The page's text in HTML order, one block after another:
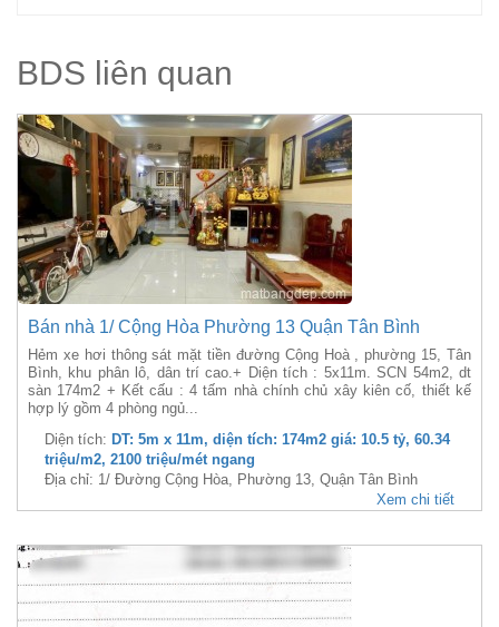
BDS liên quan
Bán nhà 1/ Cộng Hòa Phường 13 Quận Tân Bình
Hẻm xe hơi thông sát mặt tiền đường Cộng Hoà , phường 15, Tân
Bình, khu phân lô, dân trí cao.+ Diện tích : 5x11m. SCN 54m2, dt
sàn 174m2 + Kết cấu : 4 tấm nhà chính chủ xây kiên cố, thiết kế
hợp lý gồm 4 phòng ngủ...
Diện tích: DT: 5m x 11m, diện tích: 174m2 giá: 10.5 tỷ, 60.34
triệu/m2, 2100 triệu/mét ngang
Địa chỉ: 1/ Đường Cộng Hòa, Phường 13, Quận Tân Bình
Xem chi tiết